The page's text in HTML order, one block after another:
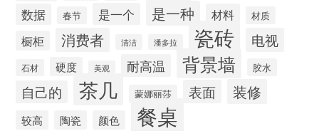
数据 春节 是一个 是一种 材料 材质
橱柜 消费者 清洁 潘多拉 瓷砖 电视
石材 硬度 美观 耐高温 背景墙 胶水
自己的 茶几 蒙娜丽莎 表面 装修
较高 陶瓷 颜色 餐桌